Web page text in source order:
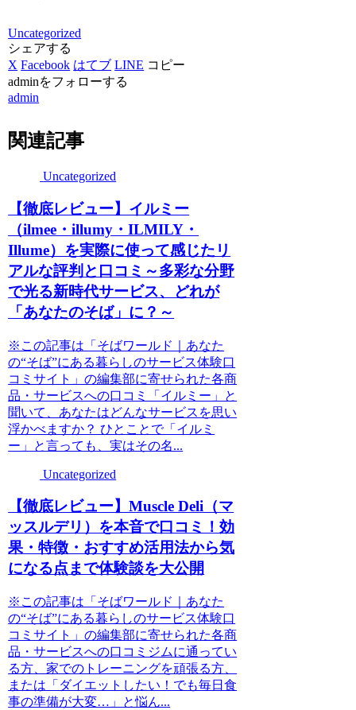
Uncategorized
シェアする
X Facebook はてブ LINE コピー
adminをフォローする
admin
関連記事
Uncategorized
【徹底レビュー】イルミー
（ilmee・illumy・ILMILY・
Illume）を実際に使って感じたリ
アルな評判と口コミ～多彩な分野
で光る新時代サービス、どれが
「あなたのそば」に？～
※この記事は「そばワールド｜あなた
の“そば”にある暮らしのサービス体験口
コミサイト」の編集部に寄せられた各商
品・サービスへの口コミ「イルミー」と
聞いて、あなたはどんなサービスを思い
浮かべますか？ ひとことで「イルミ
ー」と言っても、実はその名...
Uncategorized
【徹底レビュー】Muscle Deli（マ
ッスルデリ）を本音で口コミ！効
果・特徴・おすすめ活用法から気
になる点まで体験談を大公開
※この記事は「そばワールド｜あなた
の“そば”にある暮らしのサービス体験口
コミサイト」の編集部に寄せられた各商
品・サービスへの口コミジムに通ってい
る方、家でのトレーニングを頑張る方、
または「ダイエットしたい！でも毎日食
事の準備が大変…」と悩ん...